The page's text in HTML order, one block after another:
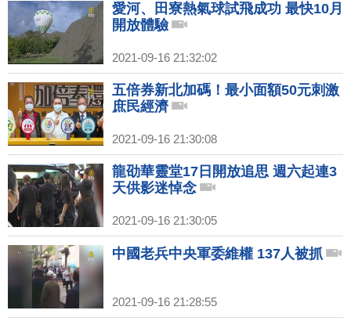
愛河、田寮熱氣球試飛成功 最快10月
開放體驗
2021-09-16 21:32:02
五倍券新北加碼！最小面額50元刺激
庶民經濟
2021-09-16 21:30:08
龍劭華靈堂17日開放追思 週六起連3
天供影迷悼念
2021-09-16 21:30:05
中國老兵中央軍委維權 137人被抓
2021-09-16 21:28:55